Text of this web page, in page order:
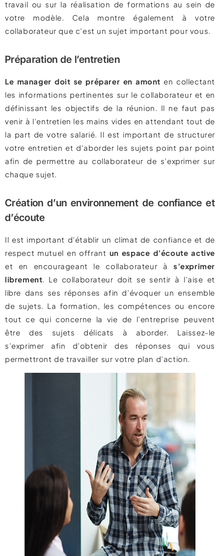
travail ou sur la réalisation de formations au sein de
votre modèle. Cela montre également à votre
collaborateur que c’est un sujet important pour vous.
Préparation de l’entretien
Le manager doit se préparer en amont en collectant
les informations pertinentes sur le collaborateur et en
définissant les objectifs de la réunion. Il ne faut pas
venir à l’entretien les mains vides en attendant tout de
la part de votre salarié. Il est important de structurer
votre entretien et d’aborder les sujets point par point
afin de permettre au collaborateur de s’exprimer sur
chaque sujet.
Création d’un environnement de confiance et
d’écoute
Il est important d’établir un climat de confiance et de
respect mutuel en offrant un espace d’écoute active
et en encourageant le collaborateur à s’exprimer
librement. Le collaborateur doit se sentir à l’aise et
libre dans ses réponses afin d’évoquer un ensemble
de sujets. La formation, les compétences ou encore
tout ce qui concerne la vie de l’entreprise peuvent
être des sujets délicats à aborder. Laissez-le
s’exprimer afin d’obtenir des réponses qui vous
permettront de travailler sur votre plan d’action.